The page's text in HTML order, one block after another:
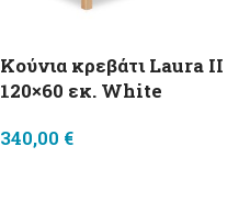
Κούνια κρεβάτι Laura II
120×60 εκ. White
340,00 €